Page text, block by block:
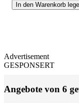
In den Warenkorb
Advertisement
GESPONSERT
Angebote von 6